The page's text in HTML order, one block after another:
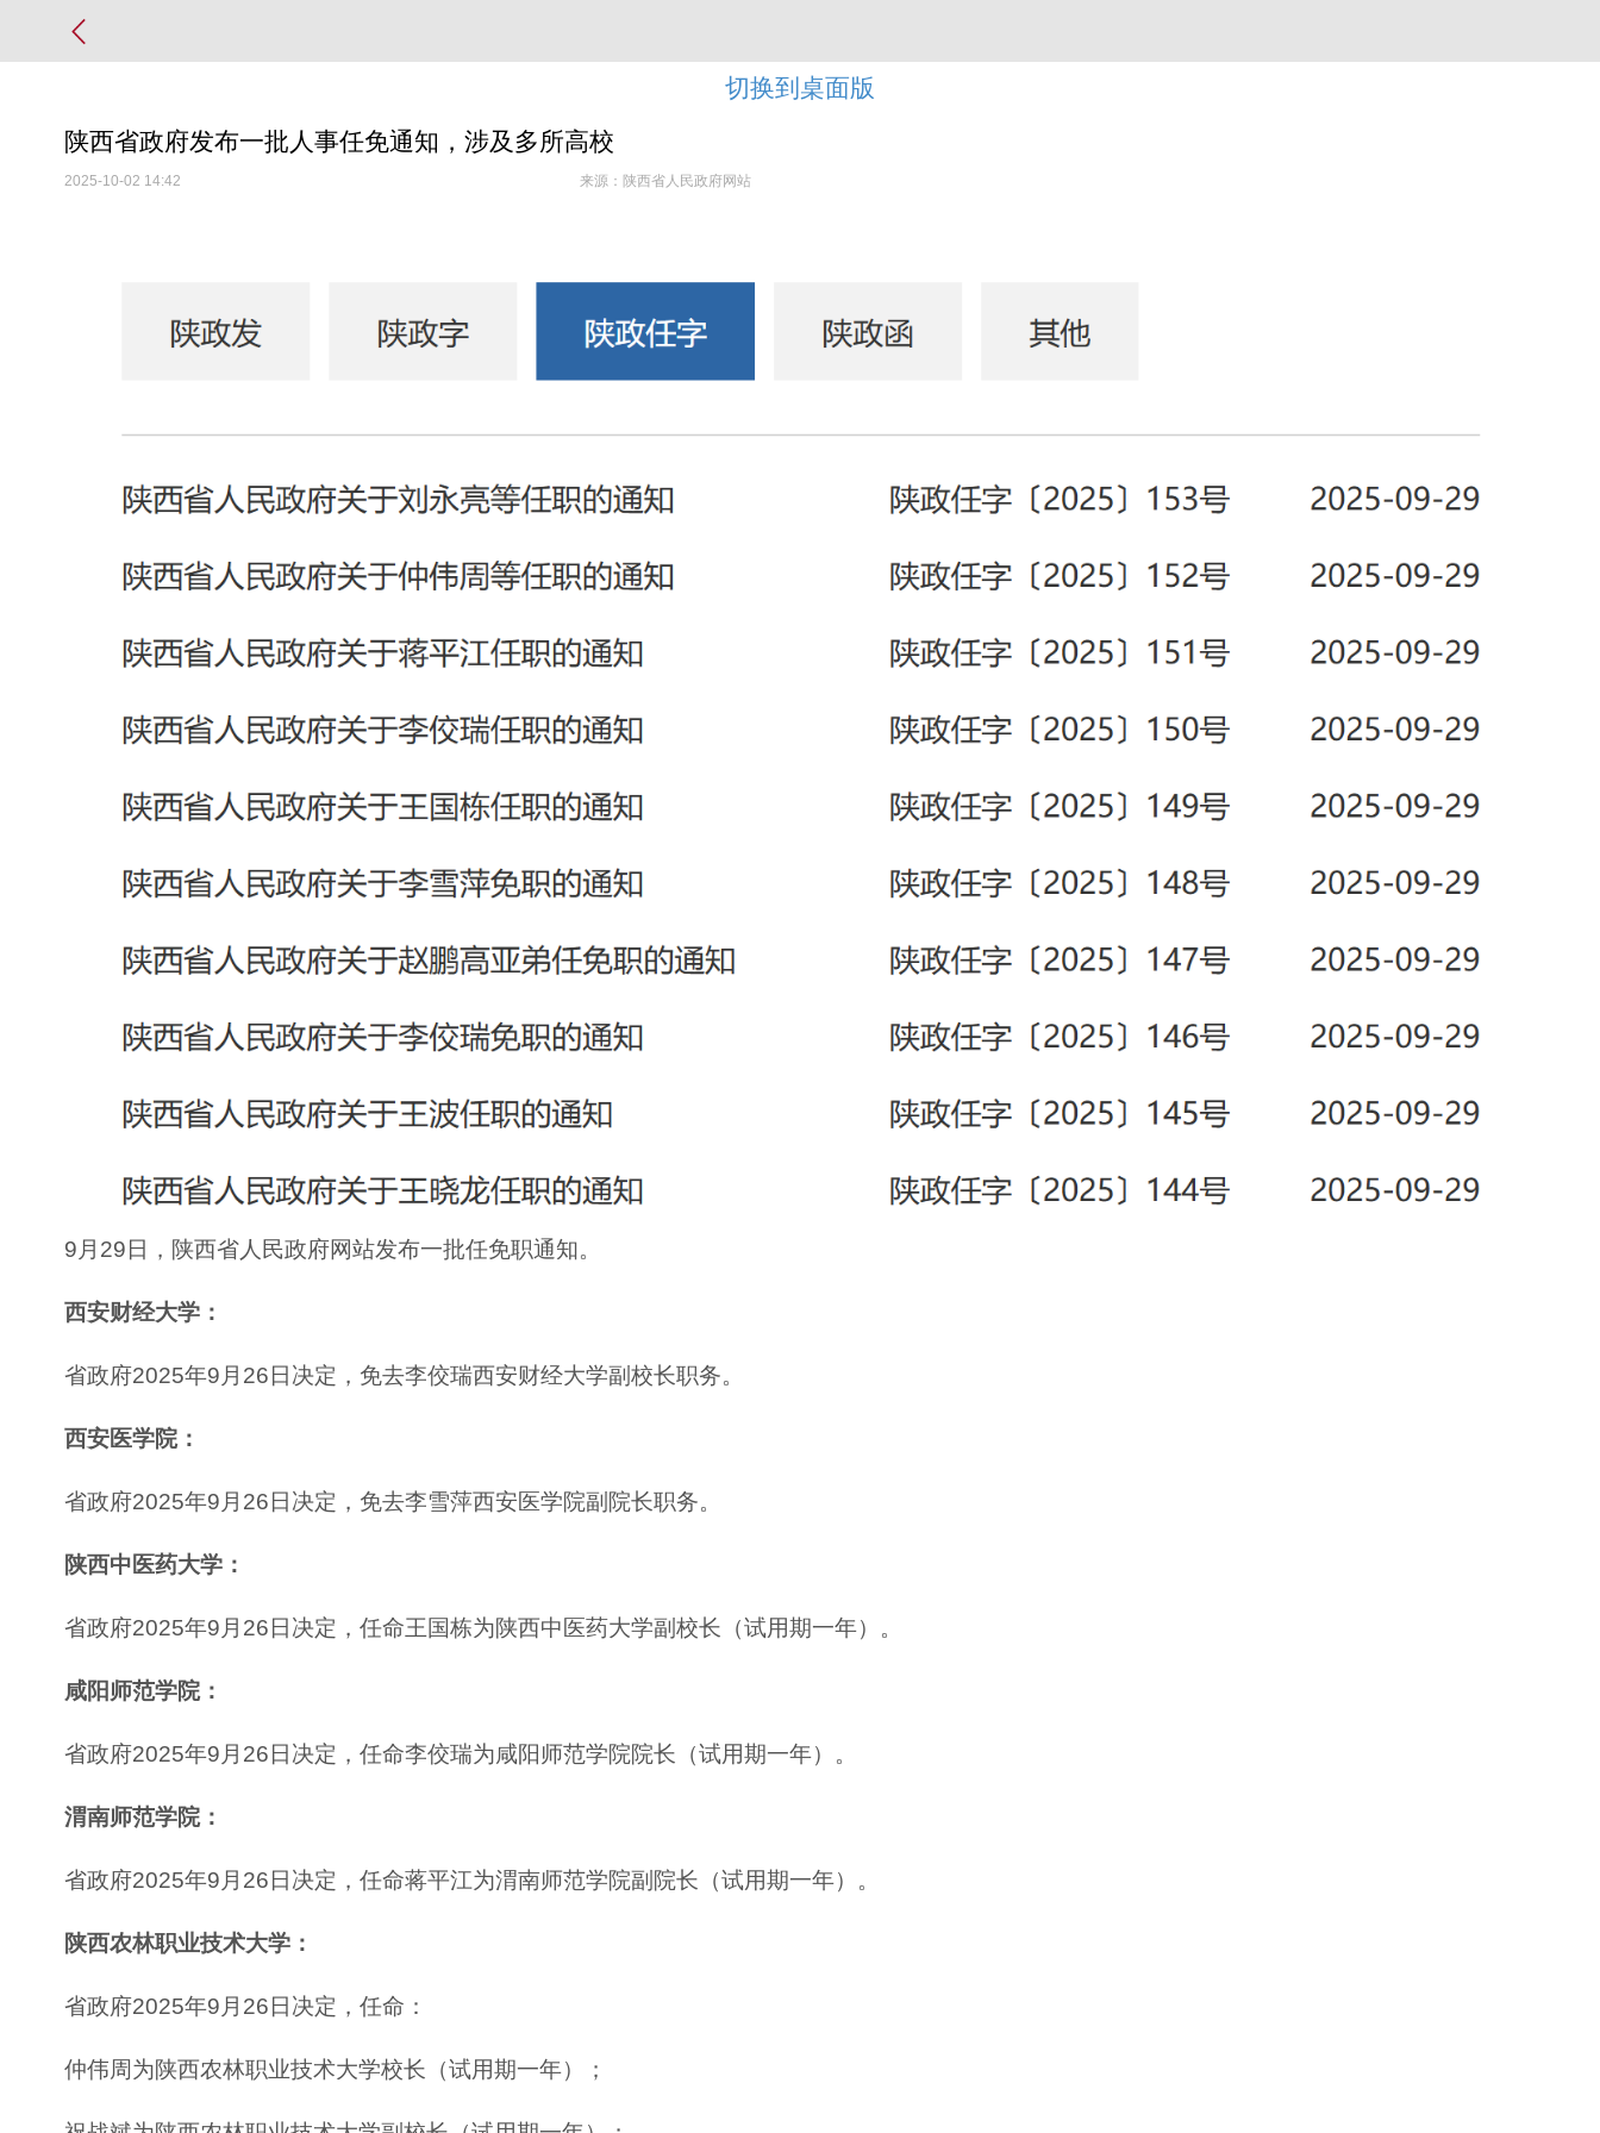
切换到桌面版
陕西省政府发布一批人事任免通知，涉及多所高校
2025-10-02 14:42 来源：陕西省人民政府网站
9月29日，陕西省人民政府网站发布一批任免职通知。
西安财经大学：
省政府2025年9月26日决定，免去李佼瑞西安财经大学副校长职务。
西安医学院：
省政府2025年9月26日决定，免去李雪萍西安医学院副院长职务。
陕西中医药大学：
省政府2025年9月26日决定，任命王国栋为陕西中医药大学副校长（试用期一年）。
咸阳师范学院：
省政府2025年9月26日决定，任命李佼瑞为咸阳师范学院院长（试用期一年）。
渭南师范学院：
省政府2025年9月26日决定，任命蒋平江为渭南师范学院副院长（试用期一年）。
陕西农林职业技术大学：
省政府2025年9月26日决定，任命：
仲伟周为陕西农林职业技术大学校长（试用期一年）；